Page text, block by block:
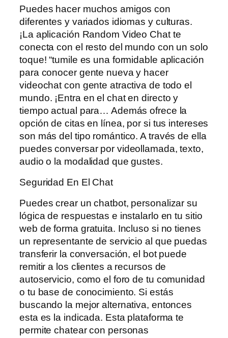
Puedes hacer muchos amigos con
diferentes y variados idiomas y culturas.
¡La aplicación Random Video Chat te
conecta con el resto del mundo con un solo
toque! “tumile es una formidable aplicación
para conocer gente nueva y hacer
videochat con gente atractiva de todo el
mundo. ¡Entra en el chat en directo y
tiempo actual para… Además ofrece la
opción de citas en línea, por si tus intereses
son más del tipo romántico. A través de ella
puedes conversar por videollamada, texto,
audio o la modalidad que gustes.
Seguridad En El Chat
Puedes crear un chatbot, personalizar su
lógica de respuestas e instalarlo en tu sitio
web de forma gratuita. Incluso si no tienes
un representante de servicio al que puedas
transferir la conversación, el bot puede
remitir a los clientes a recursos de
autoservicio, como el foro de tu comunidad
o tu base de conocimiento. Si estás
buscando la mejor alternativa, entonces
esta es la indicada. Esta plataforma te
permite chatear con personas